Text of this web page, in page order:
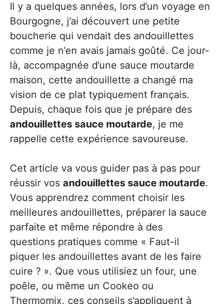
Il y a quelques années, lors d’un voyage en
Bourgogne, j’ai découvert une petite
boucherie qui vendait des andouillettes
comme je n’en avais jamais goûté. Ce jour-
là, accompagnée d’une sauce moutarde
maison, cette andouillette a changé ma
vision de ce plat typiquement français.
Depuis, chaque fois que je prépare des
andouillettes sauce moutarde, je me
rappelle cette expérience savoureuse.
Cet article va vous guider pas à pas pour
réussir vos andouillettes sauce moutarde.
Vous apprendrez comment choisir les
meilleures andouillettes, préparer la sauce
parfaite et même répondre à des
questions pratiques comme « Faut-il
piquer les andouillettes avant de les faire
cuire ? ». Que vous utilisiez un four, une
poêle, ou même un Cookeo ou
Thermomix, ces conseils s’appliquent à